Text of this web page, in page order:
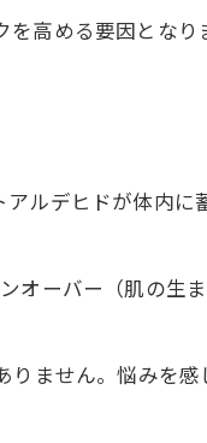
高める要因となり
ルデヒドが体内に
オーバー（肌の生
りません。悩みを感